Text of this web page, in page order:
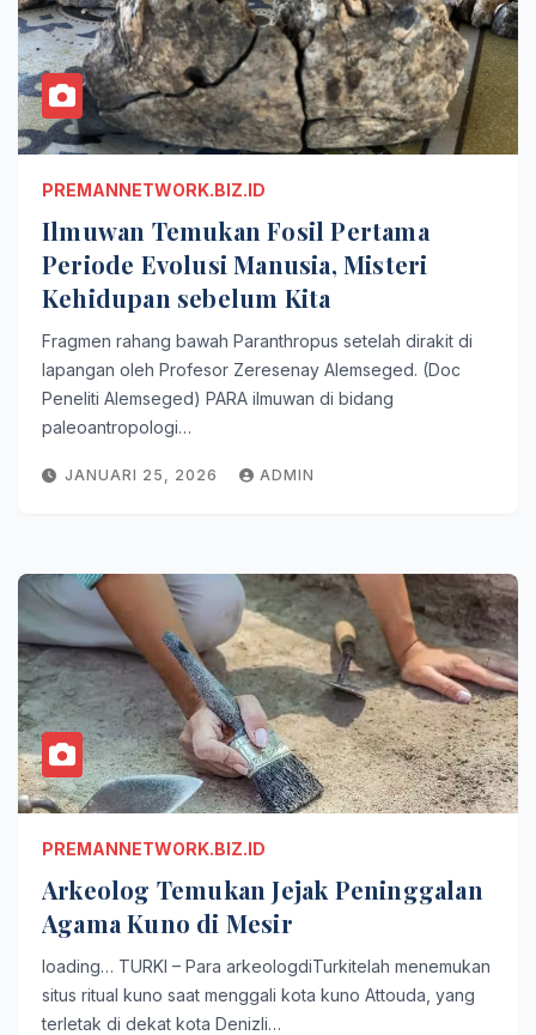
PREMANNETWORK.BIZ.ID
Ilmuwan Temukan Fosil Pertama
Periode Evolusi Manusia, Misteri
Kehidupan sebelum Kita
Fragmen rahang bawah Paranthropus setelah dirakit di
lapangan oleh Profesor Zeresenay Alemseged. (Doc
Peneliti Alemseged) PARA ilmuwan di bidang
paleoantropologi…
JANUARI 25, 2026 ADMIN
PREMANNETWORK.BIZ.ID
Arkeolog Temukan Jejak Peninggalan
Agama Kuno di Mesir
loading… TURKI – Para arkeologdiTurkitelah menemukan
situs ritual kuno saat menggali kota kuno Attouda, yang
terletak di dekat kota Denizli…